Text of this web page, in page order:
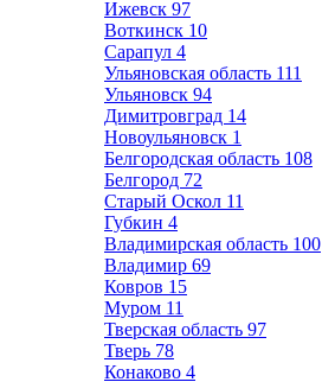
Ижевск 97
Воткинск 10
Сарапул 4
Ульяновская область 111
Ульяновск 94
Димитровград 14
Новоульяновск 1
Белгородская область 108
Белгород 72
Старый Оскол 11
Губкин 4
Владимирская область 100
Владимир 69
Ковров 15
Муром 11
Тверская область 97
Тверь 78
Конаково 4